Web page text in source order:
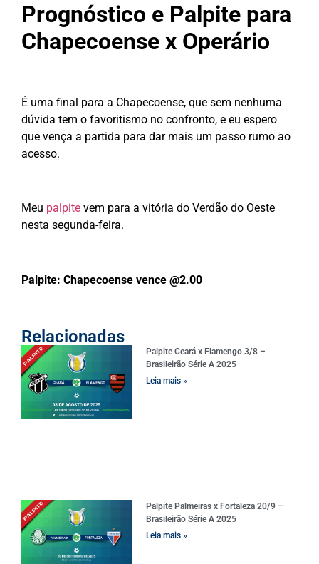
Prognóstico e Palpite para
Chapecoense x Operário
É uma final para a Chapecoense, que sem nenhuma
dúvida tem o favoritismo no confronto, e eu espero
que vença a partida para dar mais um passo rumo ao
acesso.
Meu palpite vem para a vitória do Verdão do Oeste
nesta segunda-feira.
Palpite: Chapecoense vence @2.00
Relacionadas
Palpite Ceará x Flamengo 3/8 –
Brasileirão Série A 2025
Leia mais »
Palpite Palmeiras x Fortaleza 20/9 –
Brasileirão Série A 2025
Leia mais »